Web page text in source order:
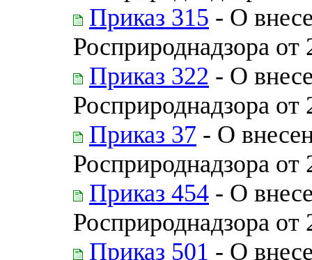
Приказ 315 - О
Росприроднадзора
Приказ 322 - О
Росприроднадзора
Приказ 37 - О
Росприроднадзора
Приказ 454 - О
Росприроднадзора
Приказ 501 - О